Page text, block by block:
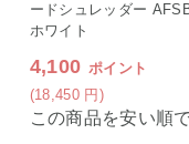
ードシュレッダー
ホワイト
4,100 ポイント
(18,450 円 )
この商品を安い順